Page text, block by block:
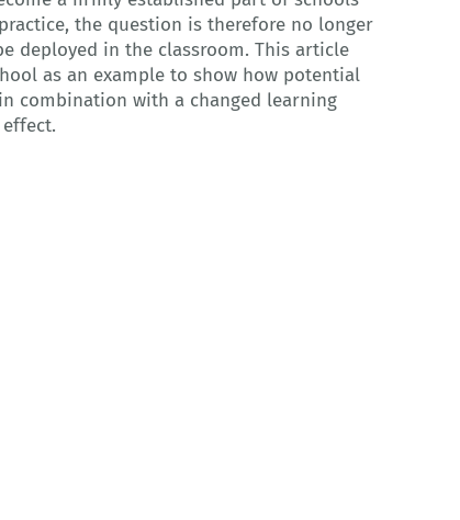
the question is therefore no longer
deployed in the classroom. This article
as an example to show how potential
combination with a changed learning